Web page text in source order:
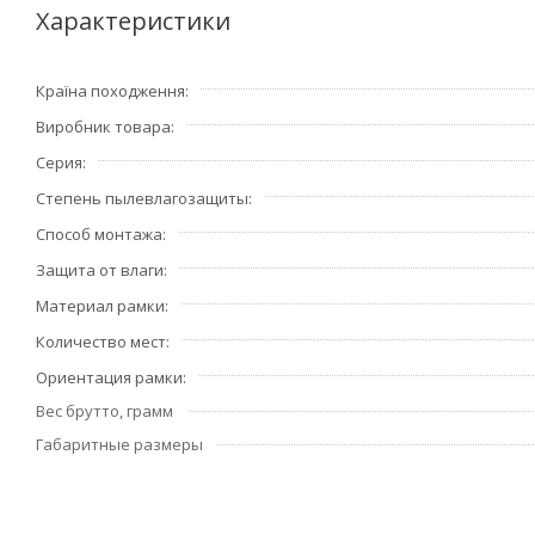
Рамки защелкиваются в четырех точках крепления
Характеристики
Країна походження
Виробник товара
Серия
Степень пылевлагозащиты
Способ монтажа
Защита от влаги
Материал рамки
Количество мест
Ориентация рамки
Вес брутто, грамм
Габаритные размеры